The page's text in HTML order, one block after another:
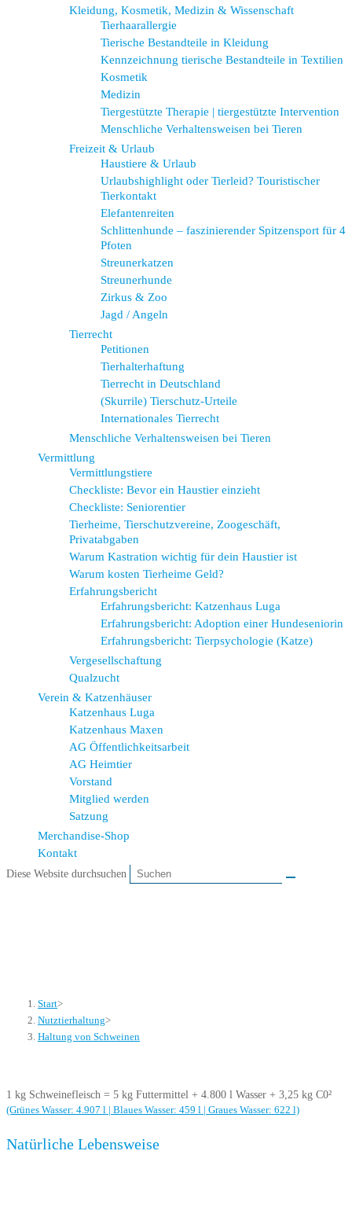
Kleidung, Kosmetik, Medizin & Wissenschaft
Tierhaarallergie
Tierische Bestandteile in Kleidung
Kennzeichnung tierische Bestandteile in Textilien
Kosmetik
Medizin
Tiergestützte Therapie | tiergestützte Intervention
Menschliche Verhaltensweisen bei Tieren
Freizeit & Urlaub
Haustiere & Urlaub
Urlaubshighlight oder Tierleid? Touristischer
Tierkontakt
Elefantenreiten
Schlittenhunde – faszinierender Spitzensport für 4
Pfoten
Streunerkatzen
Streunerhunde
Zirkus & Zoo
Jagd / Angeln
Tierrecht
Petitionen
Tierhalterhaftung
Tierrecht in Deutschland
(Skurrile) Tierschutz-Urteile
Internationales Tierrecht
Menschliche Verhaltensweisen bei Tieren
Vermittlung
Vermittlungstiere
Checkliste: Bevor ein Haustier einzieht
Checkliste: Seniorentier
Tierheime, Tierschutzvereine, Zoogeschäft,
Privatabgaben
Warum Kastration wichtig für dein Haustier ist
Warum kosten Tierheime Geld?
Erfahrungsbericht
Erfahrungsbericht: Katzenhaus Luga
Erfahrungsbericht: Adoption einer Hundeseniorin
Erfahrungsbericht: Tierpsychologie (Katze)
Vergesellschaftung
Qualzucht
Verein & Katzenhäuser
Katzenhaus Luga
Katzenhaus Maxen
AG Öffentlichkeitsarbeit
AG Heimtier
Vorstand
Mitglied werden
Satzung
Merchandise-Shop
Kontakt
Diese Website durchsuchen
Start>
Nutztierhaltung>
Haltung von Schweinen
1 kg Schweinefleisch = 5 kg Futtermittel + 4.800 l Wasser + 3,25 kg C0²
(Grünes Wasser: 4.907 l | Blaues Wasser: 459 l | Graues Wasser: 622 l)
Natürliche Lebensweise